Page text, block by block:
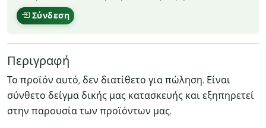
Σύνδεση
Περιγραφή
Το προϊόν αυτό, δεν διατίθετο για πώληση. Είναι
σύνθετο δείγμα δικής μας κατασκευής και εξηπηρετεί
στην παρουσία των προϊόντων μας.